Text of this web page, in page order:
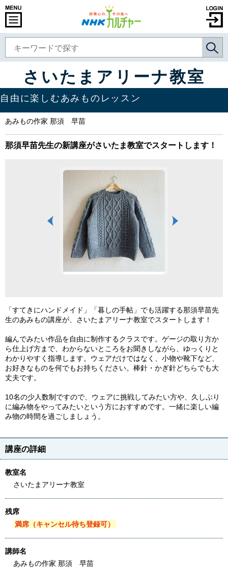
さいたまアリーナ教室
自由に楽しむあみものレッスン
あみもの作家 那須 早苗
那須早苗先生の新講座がさいたま教室でスタートします！
「すてきにハンドメイド」「暮しの手帖」でも活躍する那須早苗先
生のあみもの講座が、さいたまアリーナ教室でスタートします！
編んでみたい作品を自由に制作するクラスです。ゲージの取り方か
ら仕上げ方まで、わからないところをお聞きしながら、ゆっくりと
わかりやすく指導します。ウェアだけではなく、小物や靴下など、
お好きなものを何でもお持ちください。棒針・かぎ針どちらでも大
丈夫です。
10名の少人数制ですので、ウェアに挑戦してみたい方や、久しぶり
に編み物をやってみたいという方におすすめです。一緒に楽しい編
み物の時間を過ごしましょう。
講座の詳細
教室名
さいたまアリーナ教室
残席
満席（キャンセル待ち登録可）
講師名
あみもの作家 那須 早苗